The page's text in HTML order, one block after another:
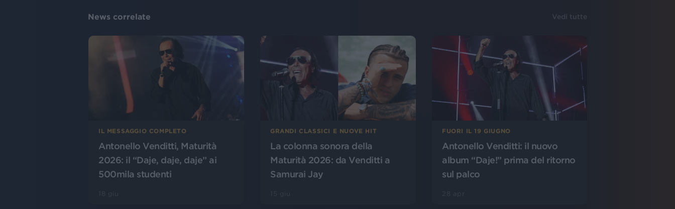
News correlate Vedi tutte
IL MESSAGGIO COMPLETO
Antonello Venditti, Maturità
2026: il “Daje, daje, daje” ai
500mila studenti
GRANDI CLASSICI E NUOVE HIT
La colonna sonora della
Maturità 2026: da Venditti a
Samurai Jay
FUORI IL 19 GIUGNO
Antonello Venditti: il nuovo
album “Daje!” prima del ritorno
sul palco